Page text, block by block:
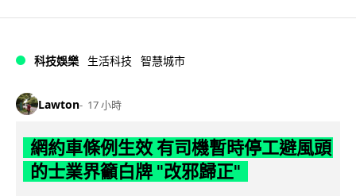
科技娛樂 生活科技 智慧城市
Lawton 17 小時
網約車條例生效 有司機暫時停工避風頭
的士業界籲白牌 "改邪歸正"